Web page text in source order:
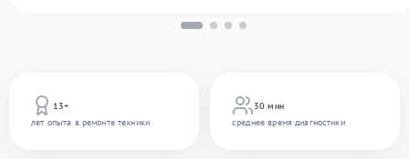
13+
лет опыта в ремонте техники
30 мин
среднее время диагностики